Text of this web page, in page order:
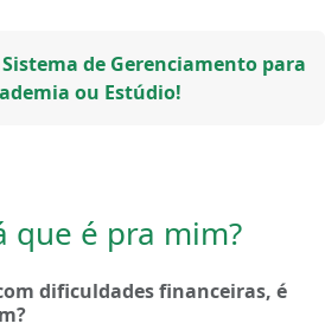
de Gerenciamento para
ou Estúdio!
que é pra mim?
dificuldades financeiras, é